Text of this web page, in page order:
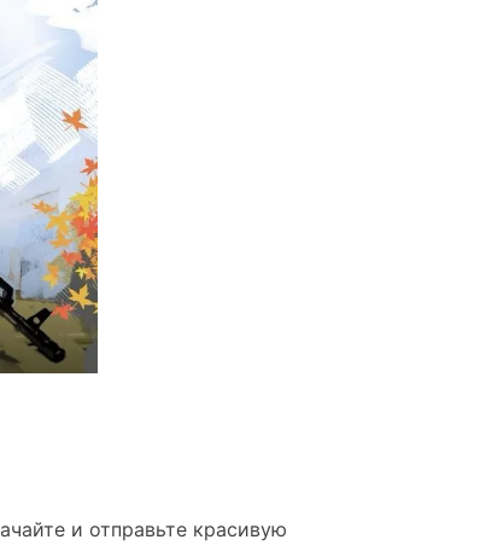
и отправьте красивую